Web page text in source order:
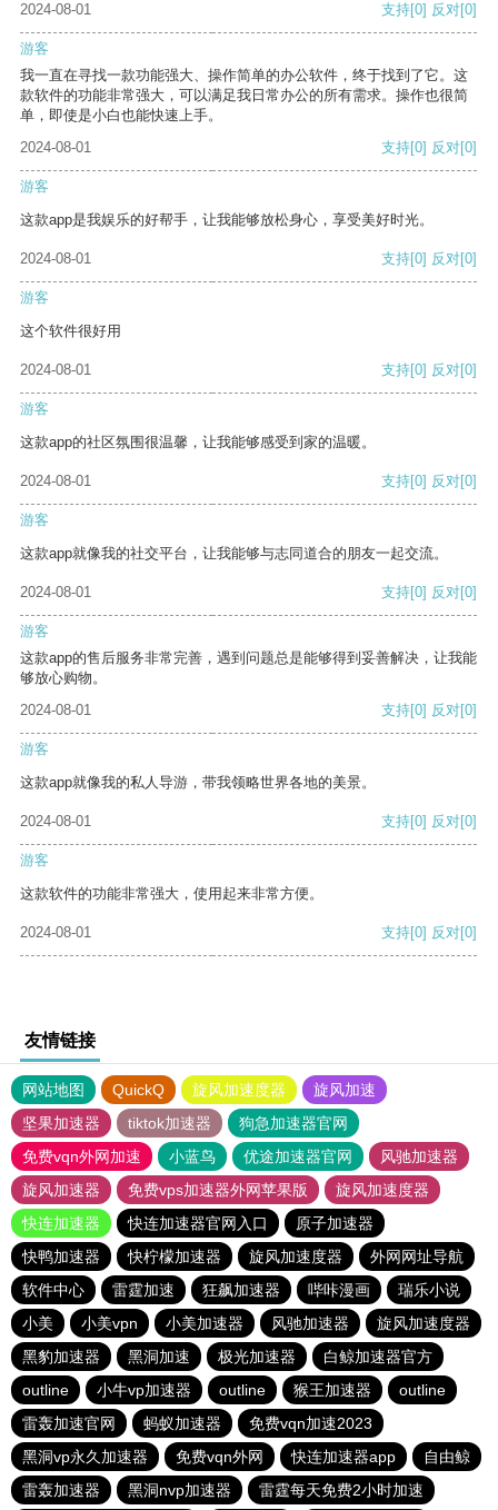
2024-08-01 支持[0] 反对[0]
游客
我一直在寻找一款功能强大、操作简单的办公软件，终于找到了它。这
款软件的功能非常强大，可以满足我日常办公的所有需求。操作也很简
单，即使是小白也能快速上手。
2024-08-01
支持[0] 反对[0]
游客
这款app是我娱乐的好帮手，让我能够放松身心，享受美好时光。
2024-08-01 支持[0] 反对[0]
游客
这个软件很好用
2024-08-01 支持[0] 反对[0]
游客
这款app的社区氛围很温馨，让我能够感受到家的温暖。
2024-08-01 支持[0] 反对[0]
游客
这款app就像我的社交平台，让我能够与志同道合的朋友一起交流。
2024-08-01 支持[0] 反对[0]
游客
这款app的售后服务非常完善，遇到问题总是能够得到妥善解决，让我能
够放心购物。
2024-08-01
支持[0] 反对[0]
游客
这款app就像我的私人导游，带我领略世界各地的美景。
2024-08-01 支持[0] 反对[0]
游客
这款软件的功能非常强大，使用起来非常方便。
2024-08-01 支持[0] 反对[0]
友情链接
网站地图 QuickQ 旋风加速度器
旋风加速
坚果加速器
tiktok加速器
狗急加速器官网
免费vqn外网加速
小蓝鸟 优途加速器官网
风驰加速器
旋风加速器
免费vps加速器外网苹果版
旋风加速度器
快连加速器
快连加速器官网入口
原子加速器
快鸭加速器
快柠檬加速器 旋风加速度器
外网网址导航
软件中心
雷霆加速 狂飙加速器 哔咔漫画
瑞乐小说
小美
小美vpn 小美加速器 风驰加速器
旋风加速度器
黑豹加速器
黑洞加速 极光加速器
白鲸加速器官方
outline
小牛vp加速器 outline 猴王加速器
outline
雷轰加速官网
蚂蚁加速器
免费vqn加速2023
黑洞vp永久加速器
免费vqn外网 快连加速器app
自由鲸
雷轰加速器
黑洞nvp加速器 雷霆每天免费2小时加速